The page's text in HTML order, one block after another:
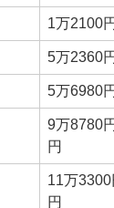
1万2100円
5万2360
5万6980
9万8780
円
11万
円